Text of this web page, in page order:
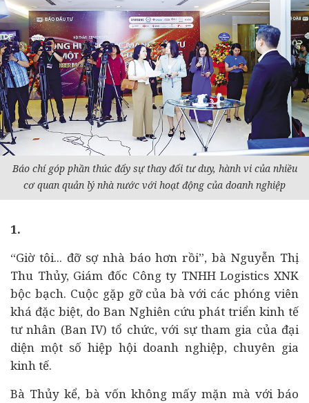
Báo chí góp phần thúc đẩy sự thay đổi tư duy, hành vi của nhiều
cơ quan quản lý nhà nước với hoạt động của doanh nghiệp
1.
“Giờ tôi... đỡ sợ nhà báo hơn rồi”, bà Nguyễn Thị
Thu Thủy, Giám đốc Công ty TNHH Logistics XNK
bộc bạch. Cuộc gặp gỡ của bà với các phóng viên
khá đặc biệt, do Ban Nghiên cứu phát triển kinh tế
tư nhân (Ban IV) tổ chức, với sự tham gia của đại
diện một số hiệp hội doanh nghiệp, chuyên gia
kinh tế.
Bà Thủy kể, bà vốn không mấy mặn mà với báo